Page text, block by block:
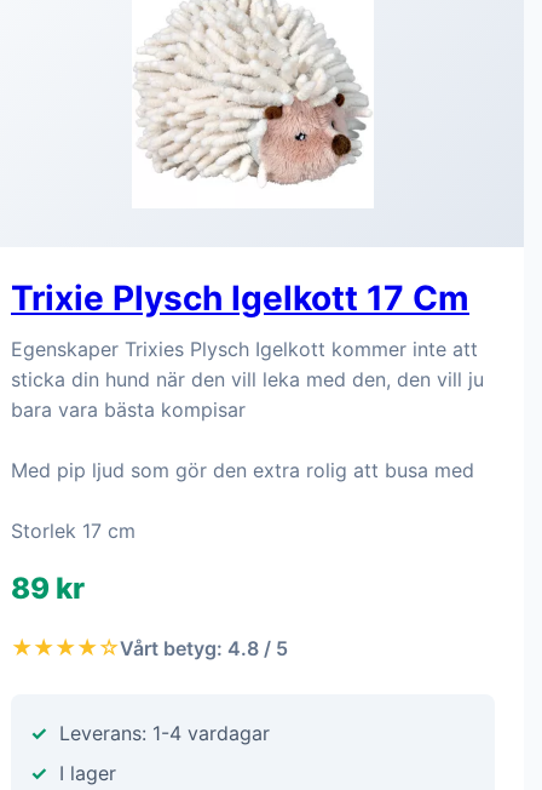
Trixie Plysch Igelkott 17 Cm
Egenskaper Trixies Plysch Igelkott kommer inte att
sticka din hund när den vill leka med den, den vill ju
bara vara bästa kompisar
Med pip ljud som gör den extra rolig att busa med
Storlek 17 cm
89 kr
★★★★☆Vårt betyg: 4.8 / 5
Leverans: 1-4 vardagar
I lager